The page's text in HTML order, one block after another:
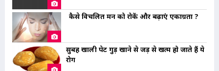
कैसे विचलित मन को रोकें और बढ़ाएं एकाग्रता ?
सुबह खाली पेट गुड़ खाने से जड़ से खत्म हो जाते हैं ये
रोग